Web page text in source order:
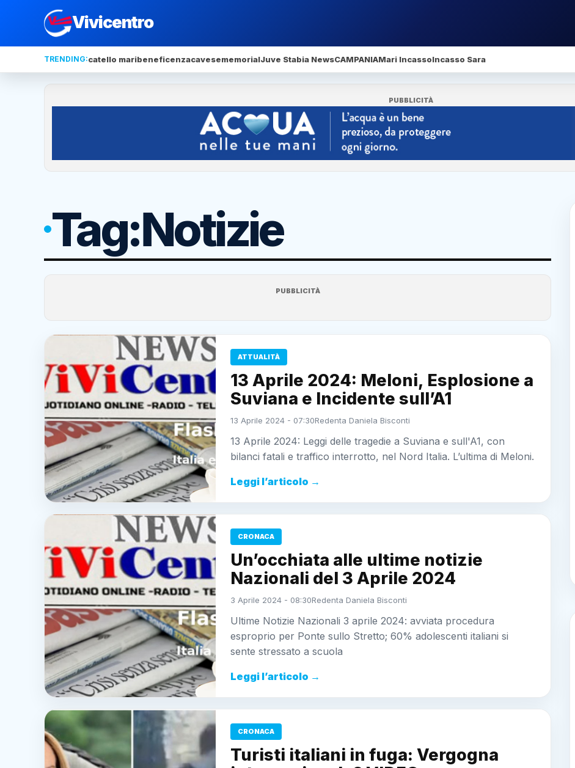
Vivicentro
TRENDING:catello maribeneficenzacavesememorialJuve Stabia NewsCAMPANIAMari IncassoIncasso Sara
PUBBLICITÀ
Tag:Notizie
PUBBLICITÀ
ATTUALITÀ
13 Aprile 2024: Meloni, Esplosione a
Suviana e Incidente sull’A1
13 Aprile 2024 - 07:30Redenta Daniela Bisconti
13 Aprile 2024: Leggi delle tragedie a Suviana e sull'A1, con
bilanci fatali e traffico interrotto, nel Nord Italia. L’ultima di Meloni.
Leggi l’articolo →
CRONACA
Un’occhiata alle ultime notizie
Nazionali del 3 Aprile 2024
3 Aprile 2024 - 08:30Redenta Daniela Bisconti
Ultime Notizie Nazionali 3 aprile 2024: avviata procedura
esproprio per Ponte sullo Stretto; 60% adolescenti italiani si
sente stressato a scuola
Leggi l’articolo →
CRONACA
Turisti italiani in fuga: Vergogna